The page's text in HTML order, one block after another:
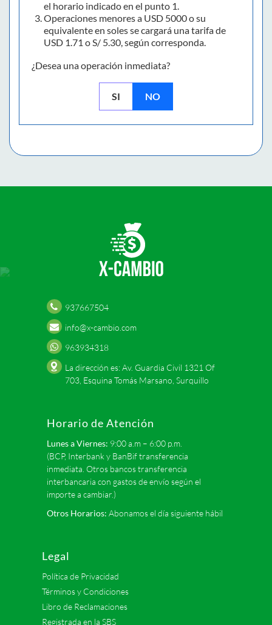
el horario indicado en el punto 1.
Operaciones menores a USD 5000 o su
equivalente en soles se cargará una tarifa de
USD 1.71 o S/ 5.30, según corresponda.
¿Desea una operación inmediata?
SI NO
937667504
info@x-cambio.com
963934318
La dirección es: Av. Guardia Civil 1321 Of
703, Esquina Tomás Marsano, Surquillo
Horario de Atención
Lunes a Viernes: 9:00 a.m – 6:00 p.m.
(BCP, Interbank y BanBif transferencia
inmediata. Otros bancos transferencia
interbancaria con gastos de envío según el
importe a cambiar.)
Otros Horarios: Abonamos el día siguiente hábil
Legal
Política de Privacidad
Términos y Condiciones
Libro de Reclamaciones
Registrada en la SBS